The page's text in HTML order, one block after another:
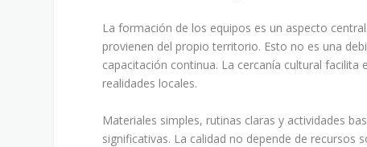
La formación de los equipos es un aspecto
provienen del propio territorio. Esto no es una
capacitación continua. La cercanía cultural
realidades locales.
Materiales simples, rutinas claras y actividades
significativas. La calidad no depende de recursos